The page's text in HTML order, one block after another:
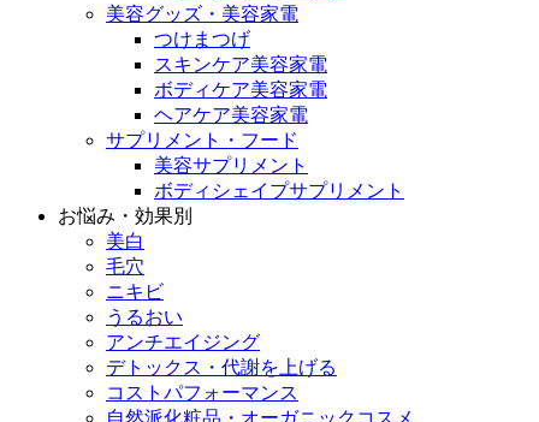
美容グッズ・美容家電
つけまつげ
スキンケア美容家電
ボディケア美容家電
ヘアケア美容家電
サプリメント・フード
美容サプリメント
ボディシェイプサプリメント
お悩み・効果別
美白
毛穴
ニキビ
うるおい
アンチエイジング
デトックス・代謝を上げる
コストパフォーマンス
自然派化粧品・オーガニックコスメ